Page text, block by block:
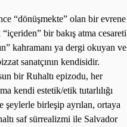
“dönüşmekte” olan bir evrene
bir bakış atma cesareti
kahramanı ya dergi okuyan ve
sanatçının kendisidir.
bir Ruhaltı epizodu, her
kendi estetik/etik tutarlılığı
şeylerle birleşip ayrılan, ortaya
saf sürrealizmi ile Salvador